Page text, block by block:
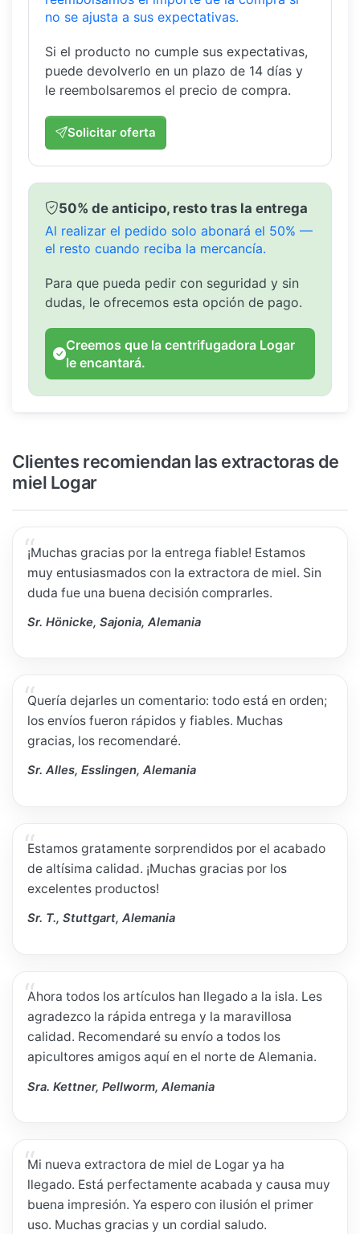
no se ajusta a sus expectativas.
Si el producto no cumple sus expectativas,
puede devolverlo en un plazo de 14 días y
le reembolsaremos el precio de compra.
Solicitar oferta
50% de anticipo, resto tras la entrega
Al realizar el pedido solo abonará el 50% —
el resto cuando reciba la mercancía.
Para que pueda pedir con seguridad y sin
dudas, le ofrecemos esta opción de pago.
Creemos que la centrifugadora Logar
le encantará.
Clientes recomiendan las extractoras de
miel Logar
¡Muchas gracias por la entrega fiable! Estamos
muy entusiasmados con la extractora de miel. Sin
duda fue una buena decisión comprarles.
Sr. Hönicke, Sajonia, Alemania
Quería dejarles un comentario: todo está en orden;
los envíos fueron rápidos y fiables. Muchas
gracias, los recomendaré.
Sr. Alles, Esslingen, Alemania
Estamos gratamente sorprendidos por el acabado
de altísima calidad. ¡Muchas gracias por los
excelentes productos!
Sr. T., Stuttgart, Alemania
Ahora todos los artículos han llegado a la isla. Les
agradezco la rápida entrega y la maravillosa
calidad. Recomendaré su envío a todos los
apicultores amigos aquí en el norte de Alemania.
Sra. Kettner, Pellworm, Alemania
Mi nueva extractora de miel de Logar ya ha
llegado. Está perfectamente acabada y causa muy
buena impresión. Ya espero con ilusión el primer
uso. Muchas gracias y un cordial saludo.